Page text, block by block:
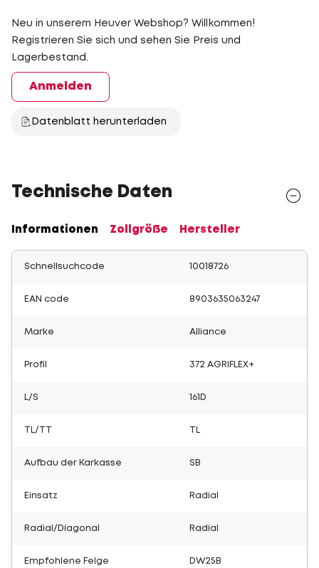
Neu in unserem Heuver Webshop? Willkommen!
Registrieren Sie sich und sehen Sie Preis und
Lagerbestand.
Anmelden
Datenblatt herunterladen
Technische Daten
Informationen Zollgröße Hersteller
Schnellsuchcode 10018726
EAN code 8903635063247
Marke Alliance
Profil 372 AGRIFLEX+
L/S 161D
TL/TT
Aufbau der Karkasse SB
Einsatz Radial
Radial/Diagonal Radial
Empfohlene Felge DW25B